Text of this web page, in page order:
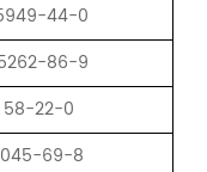
44-0
86-9
58-22-0
69-8